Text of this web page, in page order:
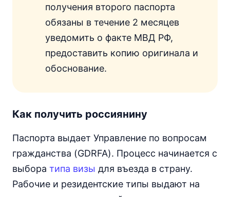
получения второго паспорта
обязаны в течение 2 месяцев
уведомить о факте МВД РФ,
предоставить копию оригинала и
обоснование.
Как получить россиянину
Паспорта выдает Управление по вопросам
гражданства (GDRFA). Процесс начинается с
выбора типа визы для въезда в страну.
Рабочие и резидентские типы выдают на